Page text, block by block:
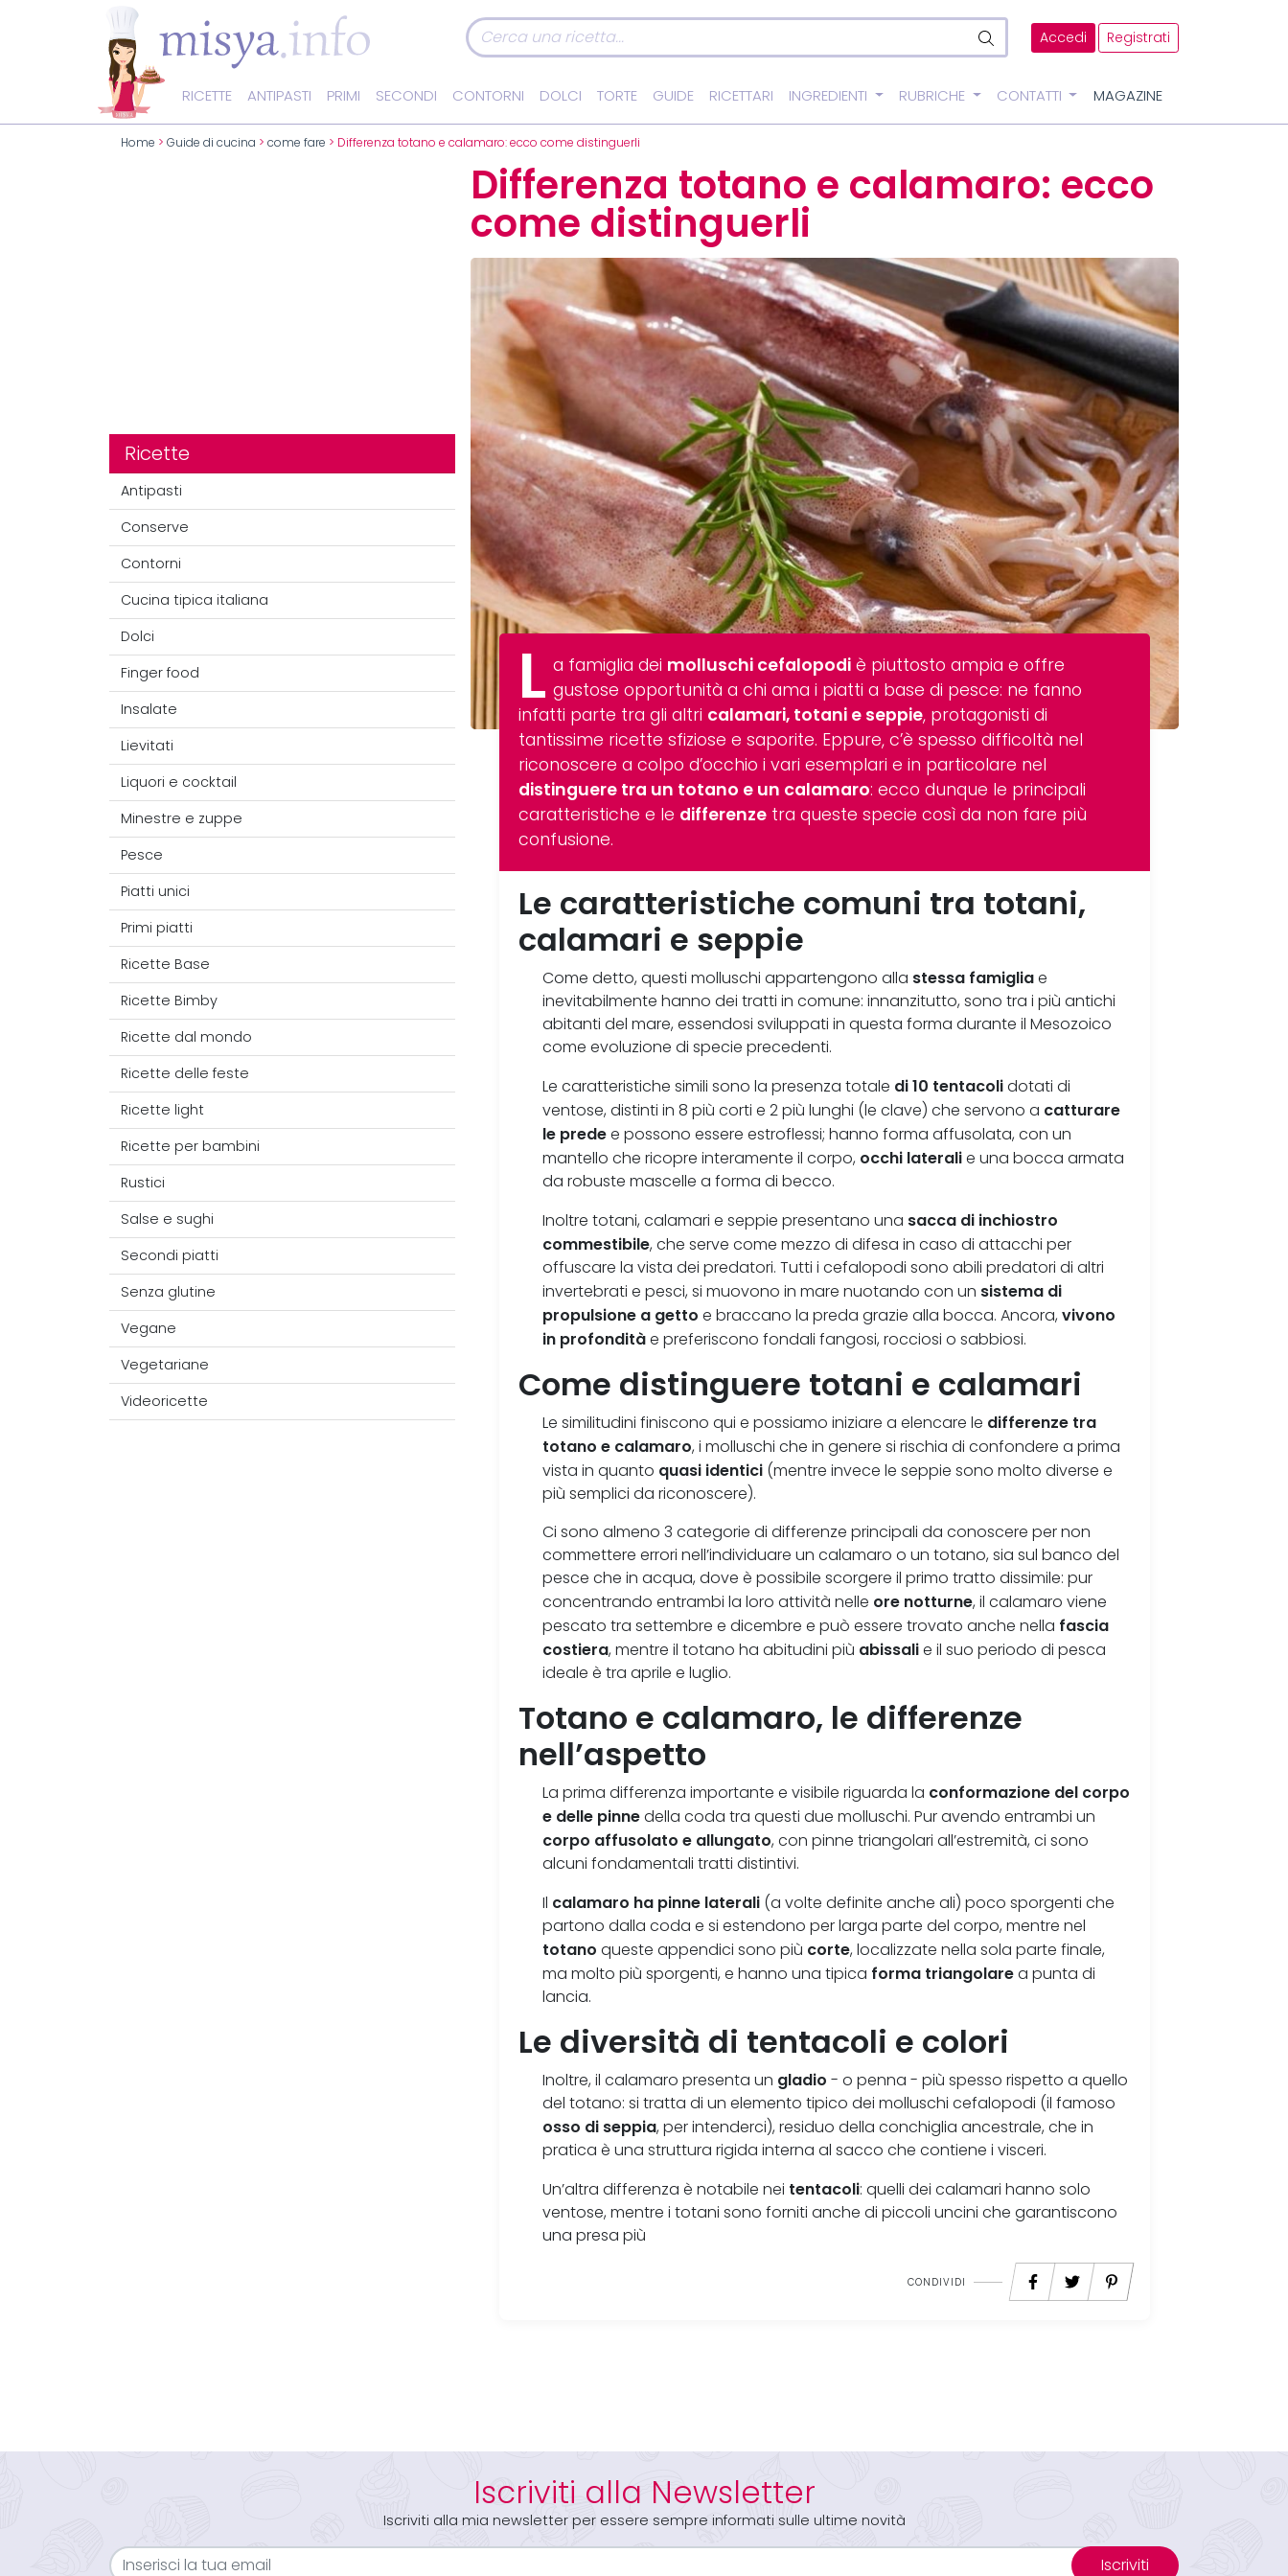
Accedi Registrati
RICETTE ANTIPASTI PRIMI SECONDI CONTORNI DOLCI TORTE GUIDE RICETTARI INGREDIENTI RUBRICHE CONTATTI MAGAZINE
Home > Guide di cucina > come fare > Differenza totano e calamaro: ecco come distinguerli
Ricette
Antipasti
Conserve
Contorni
Cucina tipica italiana
Dolci
Finger food
Insalate
Lievitati
Liquori e cocktail
Minestre e zuppe
Pesce
Piatti unici
Primi piatti
Ricette Base
Ricette Bimby
Ricette dal mondo
Ricette delle feste
Ricette light
Ricette per bambini
Rustici
Salse e sughi
Secondi piatti
Senza glutine
Vegane
Vegetariane
Videoricette
Differenza totano e calamaro: ecco
come distinguerli
L a famiglia dei molluschi cefalopodi è piuttosto ampia e offre
gustose opportunità a chi ama i piatti a base di pesce: ne fanno
infatti parte tra gli altri calamari, totani e seppie, protagonisti di
tantissime ricette sfiziose e saporite. Eppure, c’è spesso difficoltà nel
riconoscere a colpo d’occhio i vari esemplari e in particolare nel
distinguere tra un totano e un calamaro: ecco dunque le principali
caratteristiche e le differenze tra queste specie così da non fare più
confusione.
Le caratteristiche comuni tra totani,
calamari e seppie
Come detto, questi molluschi appartengono alla stessa famiglia e
inevitabilmente hanno dei tratti in comune: innanzitutto, sono tra i più antichi
abitanti del mare, essendosi sviluppati in questa forma durante il Mesozoico
come evoluzione di specie precedenti.
Le caratteristiche simili sono la presenza totale di 10 tentacolidotati di
ventose, distinti in 8 più corti e 2 più lunghi (le clave) che servono a catturare
le prede e possono essere estroflessi; hanno forma affusolata, con un
mantello che ricopre interamente il corpo, occhi laterali e una bocca armata
da robuste mascelle a forma di becco.
Inoltre totani, calamari e seppie presentano una sacca di inchiostro
commestibile, che serve come mezzo di difesa in caso di attacchi per
offuscare la vista dei predatori. Tutti i cefalopodi sono abili predatori di altri
invertebrati e pesci, si muovono in mare nuotando con un sistema di
propulsione a getto e braccano la preda grazie alla bocca. Ancora,vivono
in profondità e preferiscono fondali fangosi, rocciosi o sabbiosi.
Come distinguere totani e calamari
Le similitudini finiscono qui e possiamo iniziare a elencare le differenze tra
totano e calamaro, i molluschi che in genere si rischia di confondere a prima
vista in quanto quasi identici (mentre invece le seppie sono molto diverse e
più semplici da riconoscere).
Ci sono almeno 3 categorie di differenze principali da conoscere per non
commettere errori nell’individuare un calamaro o un totano, sia sul banco del
pesce che in acqua, dove è possibile scorgere il primo tratto dissimile: pur
concentrando entrambi la loro attività nelle ore notturne, il calamaro viene
pescato tra settembre e dicembre e può essere trovato anche nella fascia
costiera, mentre il totano ha abitudini più abissali e il suo periodo di pesca
ideale è tra aprile e luglio.
Totano e calamaro, le differenze
nell’aspetto
La prima differenza importante e visibile riguarda la conformazione del corpo
e delle pinne della coda tra questi due molluschi. Pur avendo entrambi un
corpo affusolato e allungato, con pinne triangolari all’estremità, ci sono
alcuni fondamentali tratti distintivi.
Il calamaro ha pinne laterali (a volte definite anche ali) poco sporgenti che
partono dalla coda e si estendono per larga parte del corpo, mentre nel
totano queste appendici sono più corte, localizzate nella sola parte finale,
ma molto più sporgenti, e hanno una tipica forma triangolare a punta di
lancia.
Le diversità di tentacoli e colori
Inoltre, il calamaro presenta un gladio - o penna - più spesso rispetto a quello
del totano: si tratta di un elemento tipico dei molluschi cefalopodi (il famoso
osso di seppia, per intenderci), residuo della conchiglia ancestrale, che in
pratica è una struttura rigida interna al sacco che contiene i visceri.
Un’altra differenza è notabile nei tentacoli: quelli dei calamari hanno solo
ventose, mentre i totani sono forniti anche di piccoli uncini che garantiscono
una presa più
CONDIVIDI
Iscriviti alla Newsletter
Iscriviti alla mia newsletter per essere sempre informati sulle ultime novità
Iscriviti